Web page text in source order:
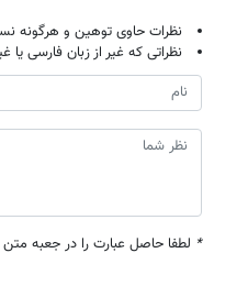
نظرات حاوی توهین و هرگونه
نظراتی که غیر از زبان فارسی
* لطفا حاصل عبارت را در جعبه متن